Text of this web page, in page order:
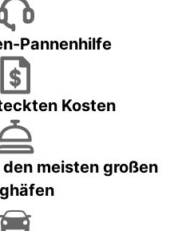
Pannenhilfe
Kosten
meisten großen